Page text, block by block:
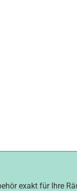
exakt für Ihre